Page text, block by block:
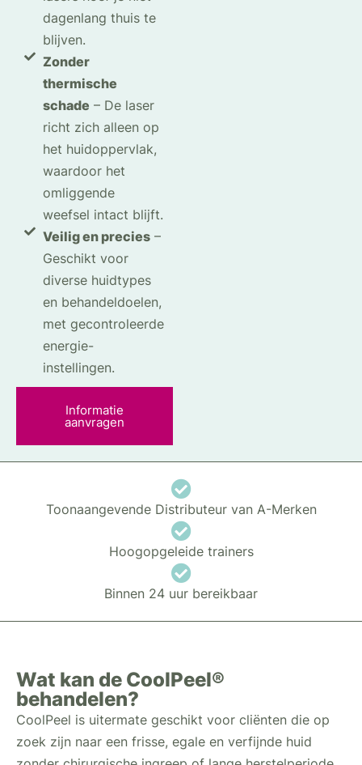
dagenlang thuis te
blijven.
Zonder
thermische
schade – De laser
richt zich alleen op
het huidoppervlak,
waardoor het
omliggende
weefsel intact blijft.
Veilig en precies–
Geschikt voor
diverse huidtypes
en behandeldoelen,
met gecontroleerde
energie-
instellingen.
Informatie
aanvragen
Toonaangevende Distributeur van A-Merken
Hoogopgeleide trainers
Binnen 24 uur bereikbaar
Wat kan de CoolPeel®
behandelen?
CoolPeel is uitermate geschikt voor cliënten die op
zoek zijn naar een frisse, egale en verfijnde huid